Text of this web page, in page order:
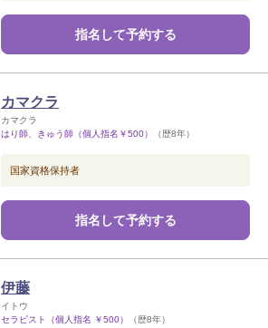
指名して予約する
カマクラ
カマクラ
はり師、きゅう師（個人指名￥500）
（歴8年）
国家資格保持者
指名して予約する
伊藤
イトウ
セラピスト（個人指名 ￥500）
（歴8年）